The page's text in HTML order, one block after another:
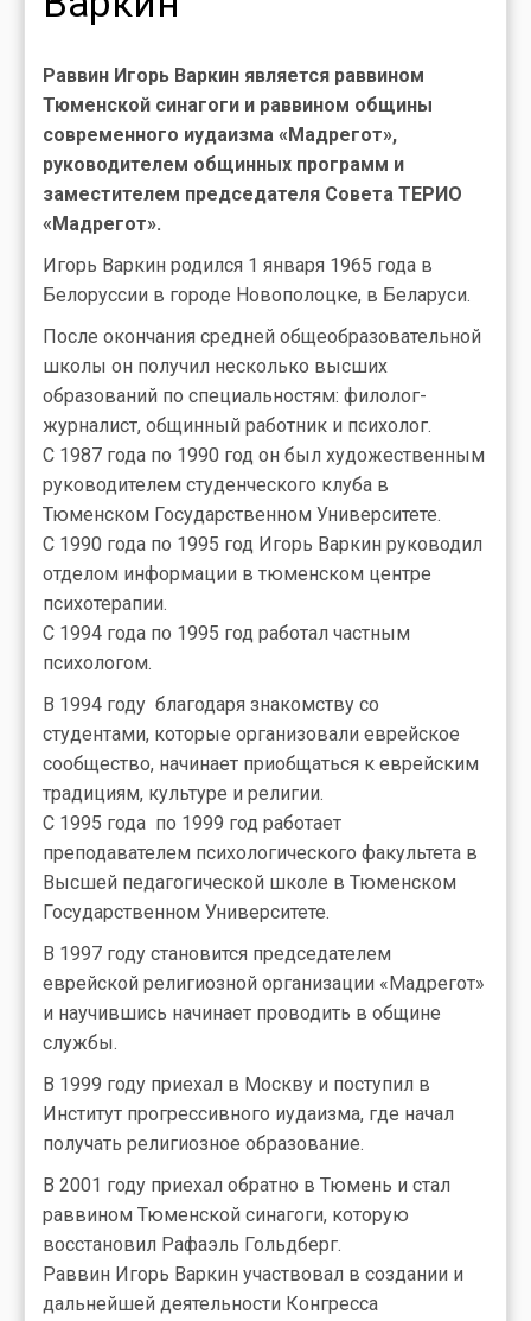
Раввин Игорь Варкин является раввином
Тюменской синагоги и раввином общины
современного иудаизма «Мадрегот»,
руководителем общинных программ и
заместителем председателя Совета ТЕРИО
«Мадрегот».
Игорь Варкин родился 1 января 1965 года в
Белоруссии в городе Новополоцке, в Беларуси.
После окончания средней общеобразовательной
школы он получил несколько высших
образований по специальностям: филолог-
журналист, общинный работник и психолог.
С 1987 года по 1990 год он был художественным
руководителем студенческого клуба в
Тюменском Государственном Университете.
С 1990 года по 1995 год Игорь Варкин руководил
отделом информации в тюменском центре
психотерапии.
С 1994 года по 1995 год работал частным
психологом.
В 1994 году благодаря знакомству со
студентами, которые организовали еврейское
сообщество, начинает приобщаться к еврейским
традициям, культуре и религии.
С 1995 года по 1999 год работает
преподавателем психологического факультета в
Высшей педагогической школе в Тюменском
Государственном Университете.
В 1997 году становится председателем
еврейской религиозной организации «Мадрегот»
и научившись начинает проводить в общине
службы.
В 1999 году приехал в Москву и поступил в
Институт прогрессивного иудаизма, где начал
получать религиозное образование.
В 2001 году приехал обратно в Тюмень и стал
раввином Тюменской синагоги, которую
восстановил Рафаэль Гольдберг.
Раввин Игорь Варкин участвовал в создании и
дальнейшей деятельности Конгресса